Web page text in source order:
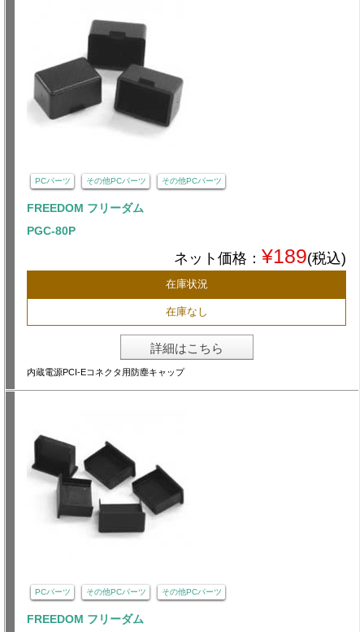
PCパーツ その他PCパーツ その他PCパーツ
FREEDOM フリーダム
PGC-80P
ネット価格： ¥189(税込)
在庫状況
在庫なし
詳細はこちら
内蔵電源PCI-Eコネクタ用防塵キャップ
PCパーツ その他PCパーツ その他PCパーツ
FREEDOM フリーダム